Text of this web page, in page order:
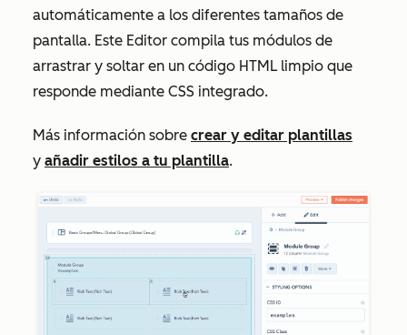
automáticamente a los diferentes tamaños de
pantalla. Este Editor compila tus módulos de
arrastrar y soltar en un código HTML limpio que
responde mediante CSS integrado.
Más información sobre crear y editar plantillas
y añadir estilos a tu plantilla.